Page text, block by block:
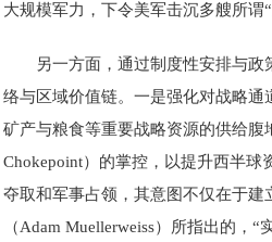
大规模军力，下令美军击沉多艘所谓
另一方面，通过制度性安排与
络与区域价值链。一是强化对战略通
矿产与粮食等重要战略资源的供给腹
Chokepoint）的掌控，以提升西半
夺取和军事占领，其意图不仅在于
（Adam Muellerweiss）所指出的，